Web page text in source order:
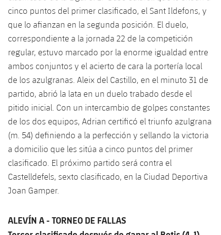
cinco puntos del primer clasificado, el Sant Ildefons, y
que lo afianzan en la segunda posición. El duelo,
correspondiente a la jornada 22 de la competición
regular, estuvo marcado por la enorme igualdad entre
ambos conjuntos y el acierto de cara la portería local
de los azulgranas. Aleix del Castillo, en el minuto 31 de
partido, abrió la lata en un duelo trabado desde el
pitido inicial. Con un intercambio de golpes constantes
de los dos equipos, Adrian certificó el triunfo azulgrana
(m. 54) definiendo a la perfección y sellando la victoria
a domicilio que les sitúa a cinco puntos del primer
clasificado. El próximo partido será contra el
Castelldefels, sexto clasificado, en la Ciudad Deportiva
Joan Gamper.
ALEVÍN A - TORNEO DE FALLAS